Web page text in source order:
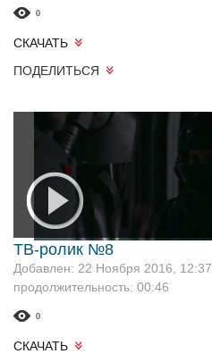
0
СКАЧАТЬ
ПОДЕЛИТЬСЯ
ТВ-ролик №8
Добавлен: 22 Ноября 2016, 12:37
продолжительность: 00:46
0
СКАЧАТЬ